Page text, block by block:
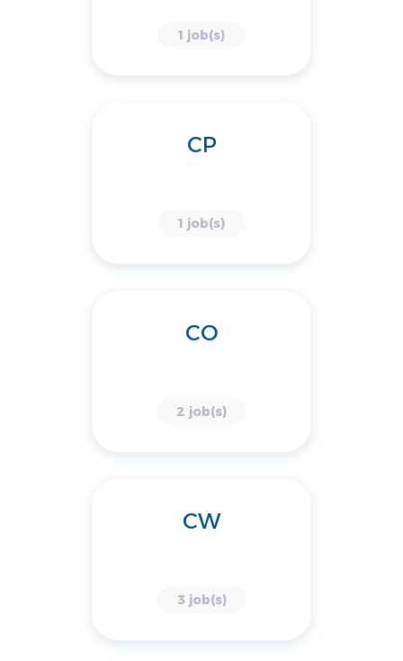
1 job(s)
CP
1 job(s)
CO
2 job(s)
CW
3 job(s)